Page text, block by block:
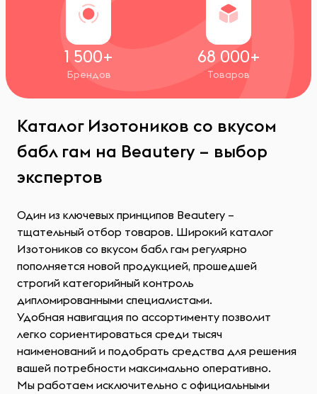
1 500+
Брендов
68 000+
Товаров
Каталог Изотоников со вкусом
бабл гам на Beautery – выбор
экспертов
Один из ключевых принципов Beautery –
тщательный отбор товаров. Широкий каталог
Изотоников со вкусом бабл гам регулярно
пополняется новой продукцией, прошедшей
строгий категорийный контроль
дипломированными специалистами.
Удобная навигация по ассортименту позволит
легко сориентироваться среди тысяч
наименований и подобрать средства для решения
вашей потребности максимально оперативно.
Мы работаем исключительно с официальными